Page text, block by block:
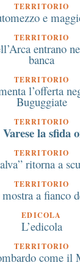
TERRITORIO
e
TERRITORIO
entrano
banca
TERRITORIO
l’offerta
Buguggiate
TERRITORIO
Varese la sfida
TERRITORIO
ritorna a
TERRITORIO
a fianco
EDICOLA
L’edicola
TERRITORIO
come il